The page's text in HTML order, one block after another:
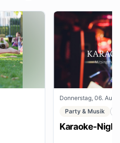
Donnerstag, 06. Aug.
Party & Musik
Karaoke-Night